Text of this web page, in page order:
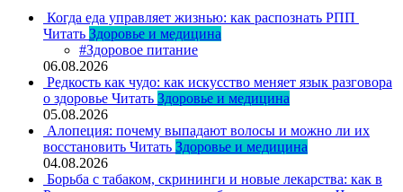
Когда еда управляет жизнью: как распознать РПП
Читать Здоровье и медицина
#Здоровое питание
06.08.2026
Редкость как чудо: как искусство меняет язык разговора
о здоровье Читать Здоровье и медицина
05.08.2026
Алопеция: почему выпадают волосы и можно ли их
восстановить Читать Здоровье и медицина
04.08.2026
Борьба с табаком, скрининги и новые лекарства: как в